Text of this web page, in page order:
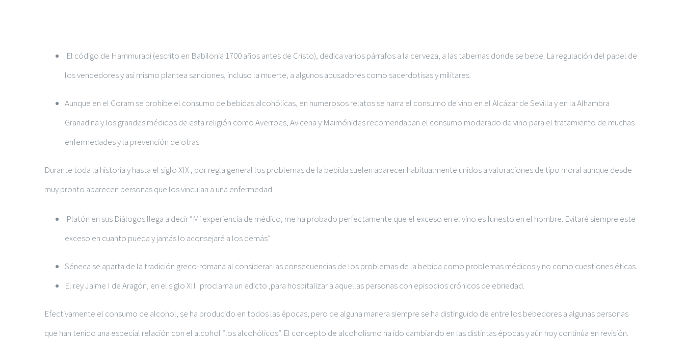
El código de Hammurabi (escrito en Babilonia 1700 años antes de Cristo), dedica varios párrafos a la cerveza, a las tabernas donde se bebe. La regulación del papel de
los vendedores y así mismo plantea sanciones, incluso la muerte, a algunos abusadores como sacerdotisas y militares.
Aunque en el Coram se prohíbe el consumo de bebidas alcohólicas, en numerosos relatos se narra el consumo de vino en el Alcázar de Sevilla y en la Alhambra
Granadina y los grandes médicos de esta religión como Averroes, Avicena y Maimónides recomendaban el consumo moderado de vino para el tratamiento de muchas
enfermedades y la prevención de otras.
Durante toda la historia y hasta el siglo XIX , por regla general los problemas de la bebida suelen aparecer habitualmente unidos a valoraciones de tipo moral aunque desde
muy pronto aparecen personas que los vinculan a una enfermedad.
Platón en sus Diálogos llega a decir “Mi experiencia de médico, me ha probado perfectamente que el exceso en el vino es funesto en el hombre. Evitaré siempre este
exceso en cuanto pueda y jamás lo aconsejaré a los demás”
Séneca se aparta de la tradición greco-romana al considerar las consecuencias de los problemas de la bebida como problemas médicos y no como cuestiones éticas.
El rey Jaime I de Aragón, en el siglo XIII proclama un edicto ,para hospitalizar a aquellas personas con episodios crónicos de ebriedad.
Efectivamente el consumo de alcohol, se ha producido en todos las épocas, pero de alguna manera siempre se ha distinguido de entre los bebedores a algunas personas
que han tenido una especial relación con el alcohol “los alcohólicos”. El concepto de alcoholismo ha ido cambiando en las distintas épocas y aún hoy continúa en revisión.